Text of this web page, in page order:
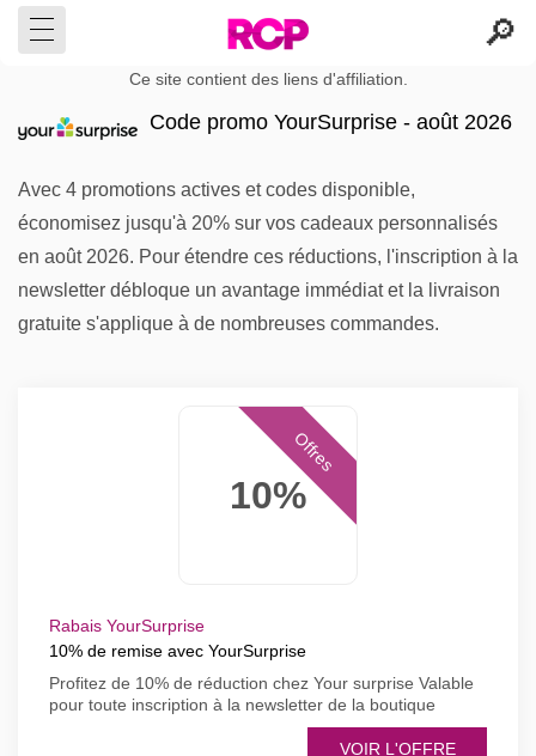
Ce site contient des liens d'affiliation.
Code promo YourSurprise - août 2026
Avec 4 promotions actives et codes disponible,
économisez jusqu'à 20% sur vos cadeaux personnalisés
en août 2026. Pour étendre ces réductions, l'inscription à la
newsletter débloque un avantage immédiat et la livraison
gratuite s'applique à de nombreuses commandes.
10%
Offres
Rabais YourSurprise
10% de remise avec YourSurprise
Profitez de 10% de réduction chez Your surprise Valable
pour toute inscription à la newsletter de la boutique
VOIR L'OFFRE